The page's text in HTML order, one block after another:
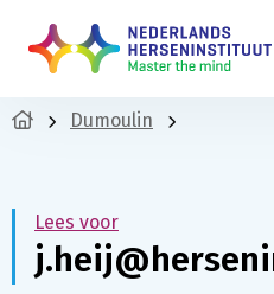
Dumoulin
Lees voor